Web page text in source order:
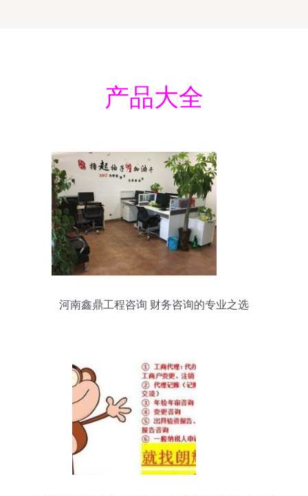
产品大全
河南鑫鼎工程咨询 财务咨询的专业之选